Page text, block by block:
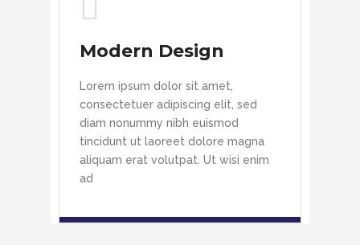
Modern Design
Lorem ipsum dolor sit amet,
consectetuer adipiscing elit, sed
diam nonummy nibh euismod
tincidunt ut laoreet dolore magna
aliquam erat volutpat. Ut wisi enim
ad